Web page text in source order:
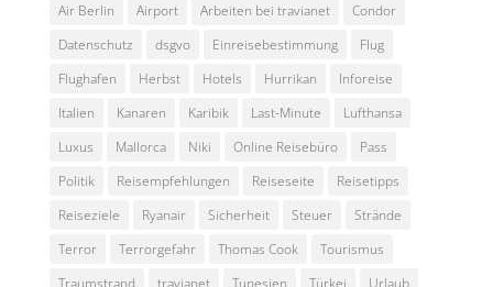
Air Berlin Airport Arbeiten bei travianet
Condor
Datenschutz
dsgvo Einreisebestimmung
Flug
Flughafen
Herbst Hotels Hurrikan
Inforeise
Italien
Kanaren Karibik Last-Minute
Lufthansa
Luxus
Mallorca Niki Online Reisebüro
Pass
Politik
Reisempfehlungen Reiseseite
Reisetipps
Reiseziele
Ryanair Sicherheit Steuer
Strände
Terror
Terrorgefahr Thomas Cook
Tourismus
Traumstrand
travianet Tunesien Türkei
Urlaub